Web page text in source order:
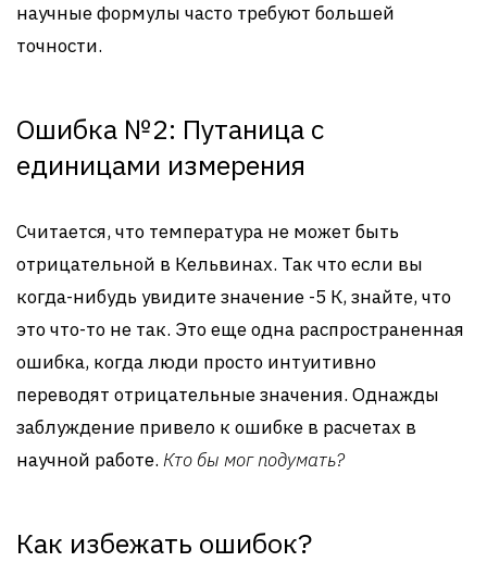
научные формулы часто требуют большей
точности.
Ошибка №2: Путаница с
единицами измерения
Считается, что температура не может быть
отрицательной в Кельвинах. Так что если вы
когда-нибудь увидите значение -5 К, знайте, что
это что-то не так. Это еще одна распространенная
ошибка, когда люди просто интуитивно
переводят отрицательные значения. Однажды
заблуждение привело к ошибке в расчетах в
научной работе. Кто бы мог подумать?
Как избежать ошибок?